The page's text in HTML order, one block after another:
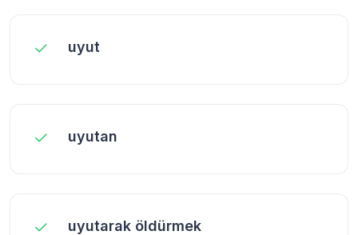
uyut
uyutan
uyutarak öldürmek